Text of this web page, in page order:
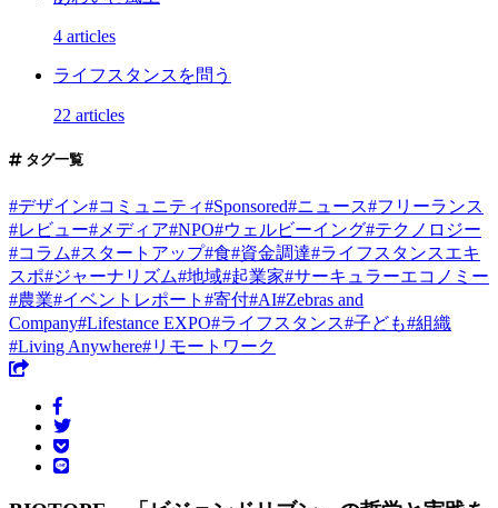
4 articles
ライフスタンスを問う
22 articles
タグ一覧
#デザイン#コミュニティ#Sponsored#ニュース#フリーランス
#レビュー# メディア#NPO#ウェルビーイング#テクノロジー
#コラム#スタートアップ#食#資金調達#ライフスタンスエキ
スポ#ジャーナリズム#地域#起業家#サーキュラーエコノミー
#農業#イベントレポート #寄付#AI#Zebras and
Company#Lifestance EXPO#ライフスタンス#子ども#組織
#Living Anywhere#リモートワーク